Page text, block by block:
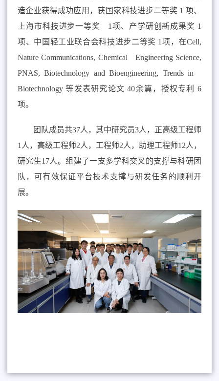
造企业获得成功应用，获国家科技进步二等奖 1 项、
上海市科技进步一等奖 1项、产学研创新成果奖 1
项、中国轻工业联合会科技进步二等奖 1项，在Cell,
Nature Communications, Chemical Engineering Science,
PNAS, Biotechnology and Bioengineering, Trends in
Biotechnology 等发表研究论文 40余篇，授权专利 6
项。
团队成员共37人，其中研究员3人，正高级工程师
1人，高级工程师2人，工程师2人，助理工程师12人，
研究生17人。组建了一支多学科交叉的支撑与科研团
队，可有效保证平台技术支撑与研发任务的顺利开
展。